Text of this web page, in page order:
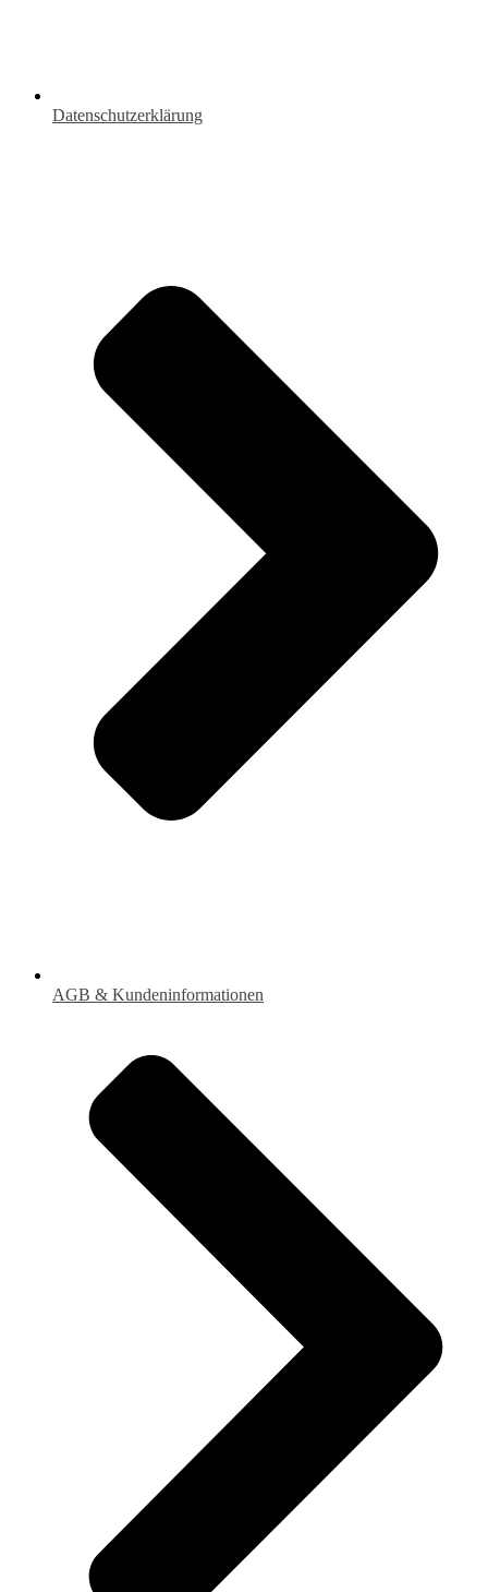
Datenschutzerklärung
AGB & Kundeninformationen